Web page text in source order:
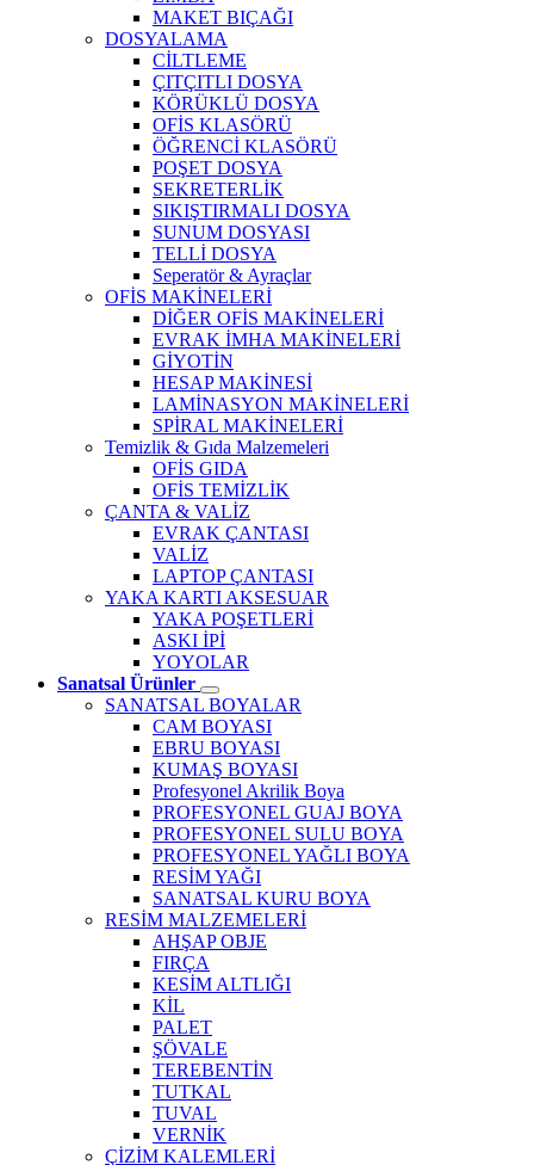
MAKET BIÇAĞI
DOSYALAMA
CİLTLEME
ÇITÇITLI DOSYA
KÖRÜKLÜ DOSYA
OFİS KLASÖRÜ
ÖĞRENCİ KLASÖRÜ
POŞET DOSYA
SEKRETERLİK
SIKIŞTIRMALI DOSYA
SUNUM DOSYASI
TELLİ DOSYA
Seperatör & Ayraçlar
OFİS MAKİNELERİ
DİĞER OFİS MAKİNELERİ
EVRAK İMHA MAKİNELERİ
GİYOTİN
HESAP MAKİNESİ
LAMİNASYON MAKİNELERİ
SPİRAL MAKİNELERİ
Temizlik & Gıda Malzemeleri
OFİS GIDA
OFİS TEMİZLİK
ÇANTA & VALİZ
EVRAK ÇANTASI
VALİZ
LAPTOP ÇANTASI
YAKA KARTI AKSESUAR
YAKA POŞETLERİ
ASKI İPİ
YOYOLAR
Sanatsal Ürünler
SANATSAL BOYALAR
CAM BOYASI
EBRU BOYASI
KUMAŞ BOYASI
Profesyonel Akrilik Boya
PROFESYONEL GUAJ BOYA
PROFESYONEL SULU BOYA
PROFESYONEL YAĞLI BOYA
RESİM YAĞI
SANATSAL KURU BOYA
RESİM MALZEMELERİ
AHŞAP OBJE
FIRÇA
KESİM ALTLIĞI
KİL
PALET
ŞÖVALE
TEREBENTİN
TUTKAL
TUVAL
VERNİK
ÇİZİM KALEMLERİ